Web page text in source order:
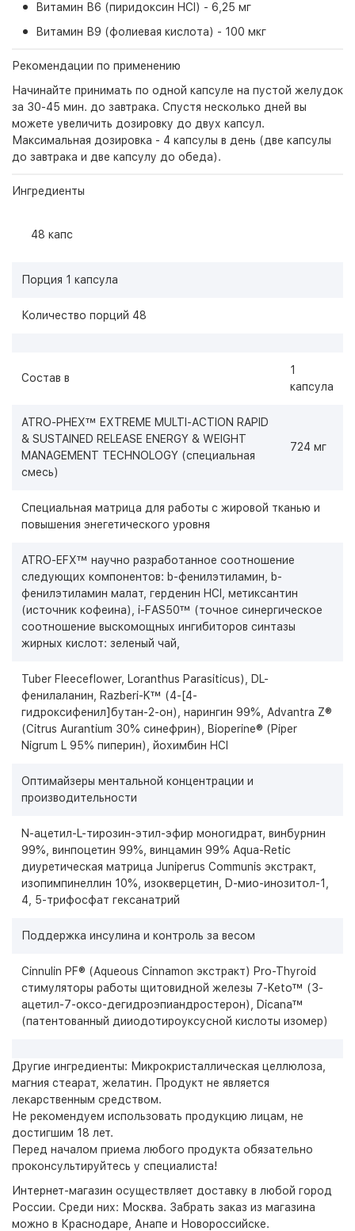
Витамин В6 (пиридоксин HCl) - 6,25 мг
Витамин В9 (фолиевая кислота) - 100 мкг
Рекомендации по применению
Начинайте принимать по одной капсуле на пустой желудок
за 30-45 мин. до завтрака. Спустя несколько дней вы
можете увеличить дозировку до двух капсул.
Максимальная дозировка - 4 капсулы в день (две капсулы
до завтрака и две капсулу до обеда).
Ингредиенты
48 капс
Порция 1 капсула
Количество порций 48
Состав в
1
капсула
ATRO-PHEX™ EXTREME MULTI-ACTION RAPID
& SUSTAINED RELEASE ENERGY & WEIGHT
MANAGEMENT TECHNOLOGY (специальная
смесь)
724 мг
Специальная матрица для работы с жировой тканью и
повышения энегетического уровня
ATRO-EFX™ научно разработанное соотношение
следующих компонентов: b-фенилэтиламин, b-
фенилэтиламин малат, герденин HCl, метиксантин
(источник кофеина), i-FAS50™ (точное синергическое
соотношение выскомощных ингибиторов синтазы
жирных кислот: зеленый чай,
Tuber Fleeceflower, Loranthus Parasiticus), DL-
фенилаланин, Razberi-K™ (4-[4-
гидроксифенил]бутан-2-он), нарингин 99%, Advantra Z®
(Citrus Aurantium 30% синефрин), Bioperine® (Piper
Nigrum L 95% пиперин), йохимбин HCl
Оптимайзеры ментальной концентрации и
производительности
N-ацетил-L-тирозин-этил-эфир моногидрат, винбурнин
99%, винпоцетин 99%, винцамин 99% Aqua-Retic
диуретическая матрица Juniperus Communis экстракт,
изопимпинеллин 10%, изокверцетин, D-мио-инозитол-1,
4, 5-трифосфат гексанатрий
Поддержка инсулина и контроль за весом
Cinnulin PF® (Aqueous Cinnamon экстракт) Pro-Thyroid
стимуляторы работы щитовидной железы 7-Keto™ (3-
ацетил-7-оксо-дегидроэпиандростерон), Dicana™
(патентованный дииодотироуксусной кислоты изомер)
Другие ингредиенты: Микрокристаллическая целлюлоза,
магния стеарат, желатин. Продукт не является
лекарственным средством.
Не рекомендуем использовать продукцию лицам, не
достигшим 18 лет.
Перед началом приема любого продукта обязательно
проконсультируйтесь у специалиста!
Интернет-магазин осуществляет доставку в любой город
России. Среди них: Москва. Забрать заказ из магазина
можно в Краснодаре, Анапе и Новороссийске.